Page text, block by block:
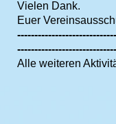
Vielen Dank.
Euer
Alle weiteren